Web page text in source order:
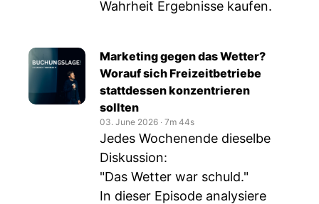
Wahrheit Ergebnisse kaufen.
Marketing gegen das Wetter?
Worauf sich Freizeitbetriebe
stattdessen konzentrieren
sollten
03. June 2026 ‧ 7m 44s
Jedes Wochenende dieselbe
Diskussion:
"Das Wetter war schuld."
In dieser Episode analysiere